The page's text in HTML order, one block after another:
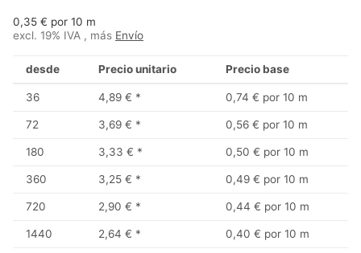
0,35 € por 10 m
excl. 19% IVA , más Envío
desde Precio unitario Precio base
36 4,89 € * 0,74 € por 10 m
72 3,69 € * 0,56 € por 10 m
180 3,33 € * 0,50 € por 10 m
360 3,25 € * 0,49 € por 10 m
720 2,90 € * 0,44 € por 10 m
1440 2,64 € * 0,40 € por 10 m